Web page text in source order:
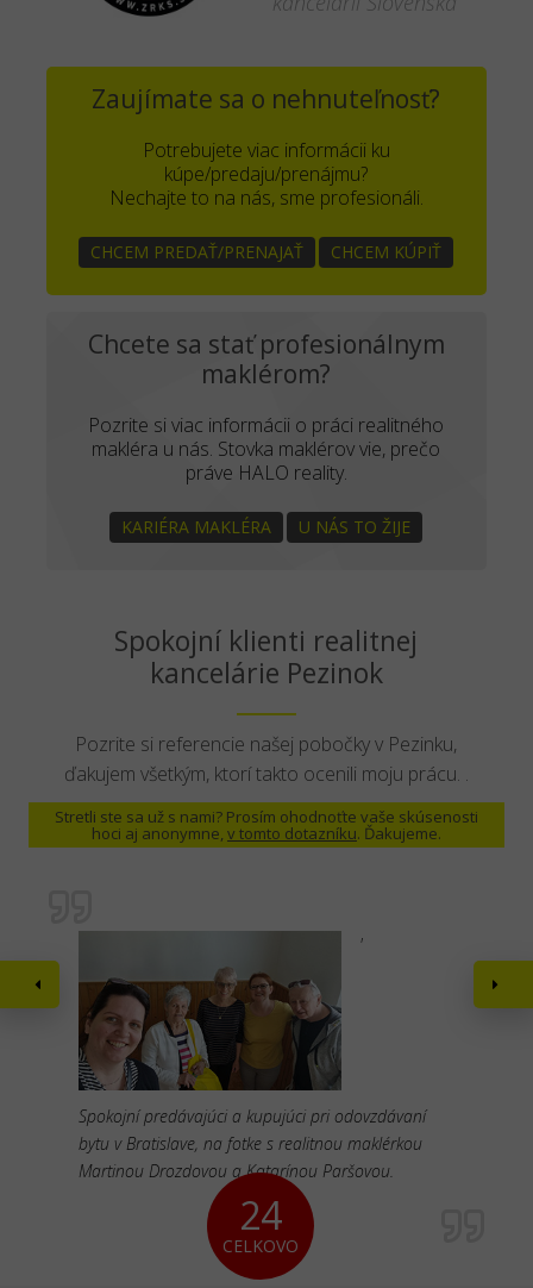
Zaujímate sa o nehnuteľnosť?
Potrebujete viac informácii ku
kúpe/predaju/prenájmu?
Nechajte to na nás, sme profesionáli.
CHCEM PREDAŤ/PRENAJAŤ CHCEM KÚPIŤ
Chcete sa stať profesionálnym
maklérom?
Pozrite si viac informácii o práci realitného
makléra u nás. Stovka maklérov vie, prečo
práve HALO reality.
KARIÉRA MAKLÉRA U NÁS TO ŽIJE
Spokojní klienti realitnej
kancelárie Pezinok
Pozrite si referencie našej pobočky v Pezinku,
ďakujem všetkým, ktorí takto ocenili moju prácu. .
Stretli ste sa už s nami? Prosím ohodnoťte vaše skúsenosti
hoci aj anonymne, v tomto dotazníku. Ďakujeme.
'
Spokojní predávajúci a kupujúci pri odovzdávaní
bytu v Bratislave, na fotke s realitnou maklérkou
Martinou Drozdovou a Katarínou Paršovou.
24
CELKOVO